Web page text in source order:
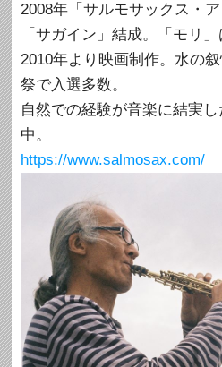
2008年「サルモサックス・
「サガイン」結成。「モリ
2010年より映画制作。水の
祭で入選多数。
自然での経験が音楽に結実
中。
https://www.salmosax.com/